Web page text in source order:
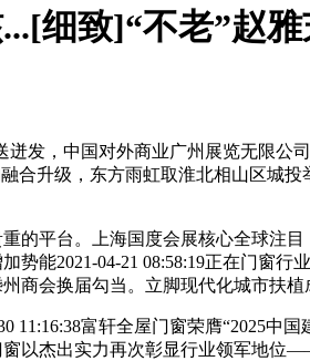
细致]“不老”赵雅
发，中国对外商业广州展览无限公
合升级，东方雨虹取淮北相山区城投
平台。上海国度会展核心全球注目
势能2021-04-21 08:58:19正在门窗
商会换届勾当。立脚现代化城市扶植
富轩全屋门窗荣膺“2025中国
以杰出实力再次彰显行业领军地位